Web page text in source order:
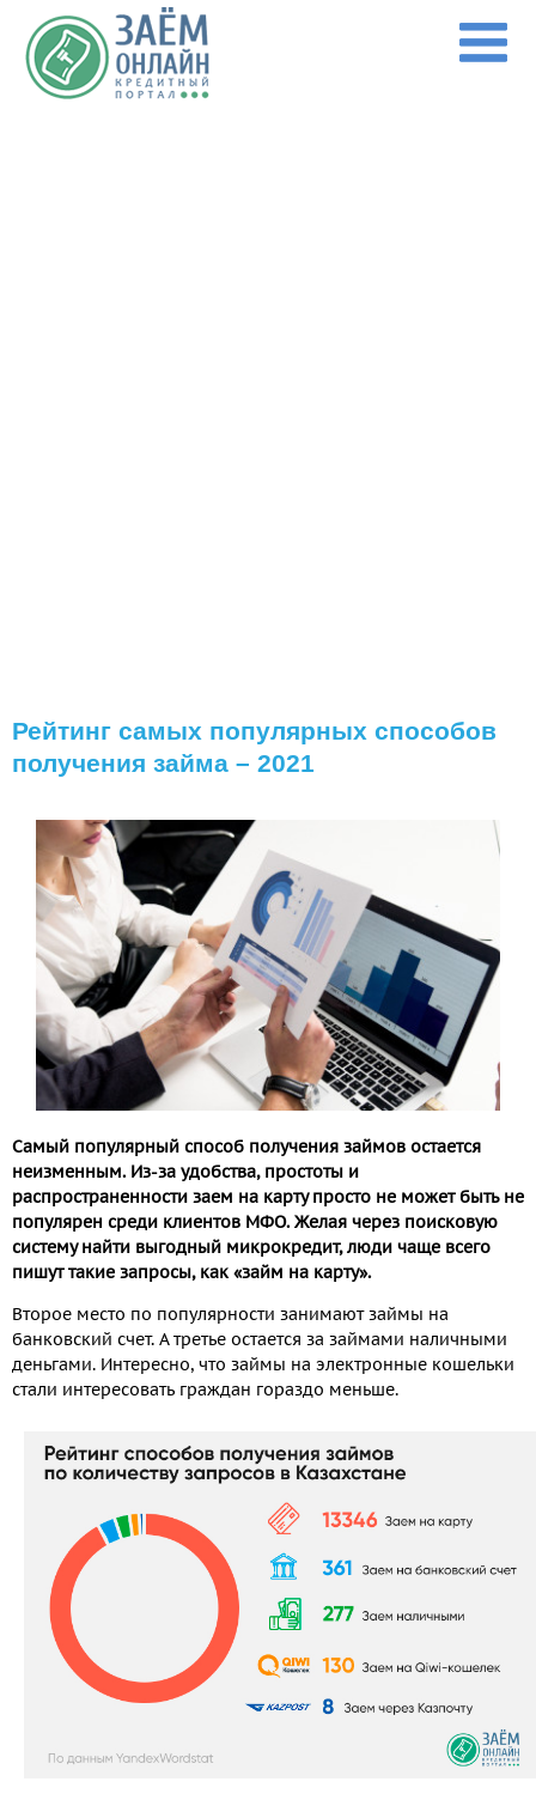
Перейти к основному содержанию
Рейтинг самых популярных способов
получения займа – 2021
Самый популярный способ получения займов остается
неизменным. Из-за удобства, простоты и
распространенности заем на карту просто не может быть не
популярен среди клиентов МФО. Желая через поисковую
систему найти выгодный микрокредит, люди чаще всего
пишут такие запросы, как «займ на карту».
Второе место по популярности занимают займы на
банковский счет. А третье остается за займами наличными
деньгами. Интересно, что займы на электронные кошельки
стали интересовать граждан гораздо меньше.